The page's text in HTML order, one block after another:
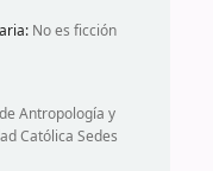
No es ficción
Antropología y
Católica Sedes